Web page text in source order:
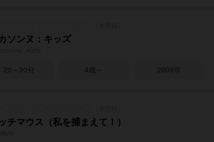
ソンヌ：キッズ
20～30分 4歳～ 2009年
チマウス（私を捕まえて！）